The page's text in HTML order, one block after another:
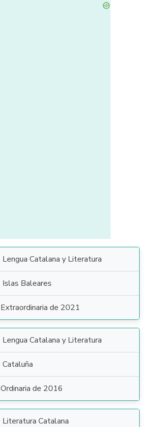
Lengua Catalana y Literatura
Islas Baleares
Extraordinaria de 2021
Lengua Catalana y Literatura
Cataluña
Ordinaria de 2016
Literatura Catalana